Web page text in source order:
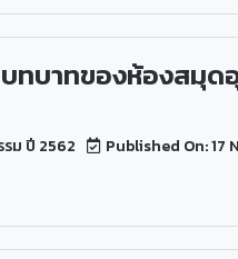
บทบาทของห้องส
ม ปี 2562 Published On: 17